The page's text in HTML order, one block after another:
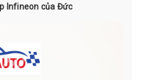
Infineon của Đức